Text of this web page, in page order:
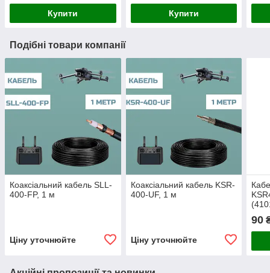
Купити Купити
Подібні товари компанії
Коаксіальний кабель SLL-
400-FP, 1 м
Ціну уточнюйте
Коаксіальний кабель KSR-
400-UF, 1 м
Ціну уточнюйте
90